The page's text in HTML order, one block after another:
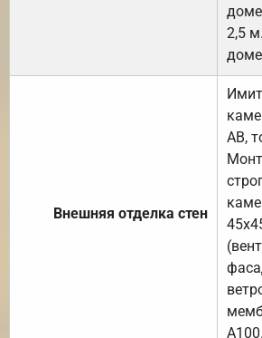
доме
2,5
Внешняя отделка стен
АВ,
А100.